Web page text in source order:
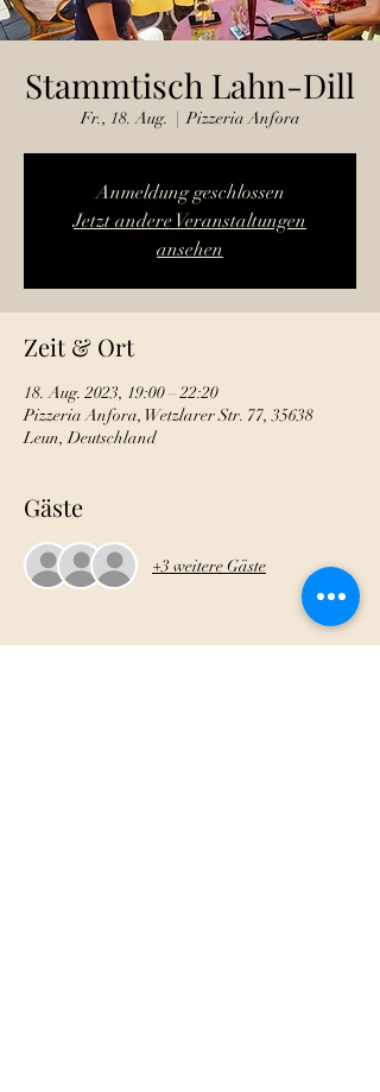
Stammtisch Lahn-Dill
Fr., 18. Aug.
  |
Pizzeria Anfora
Anmeldung geschlossen
Jetzt andere Veranstaltungen
ansehen
Zeit & Ort
18. Aug. 2023, 19:00 – 22:20
Pizzeria Anfora, Wetzlarer Str. 77, 35638
Leun, Deutschland
Gäste
+3 weitere Gäste